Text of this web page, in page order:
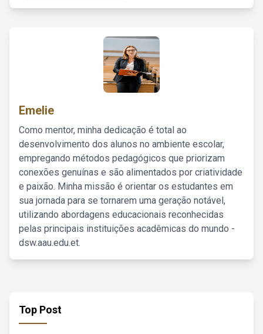
Emelie
Como mentor, minha dedicação é total ao
desenvolvimento dos alunos no ambiente escolar,
empregando métodos pedagógicos que priorizam
conexões genuínas e são alimentados por criatividade
e paixão. Minha missão é orientar os estudantes em
sua jornada para se tornarem uma geração notável,
utilizando abordagens educacionais reconhecidas
pelas principais instituições acadêmicas do mundo -
dsw.aau.edu.et.
Top Post